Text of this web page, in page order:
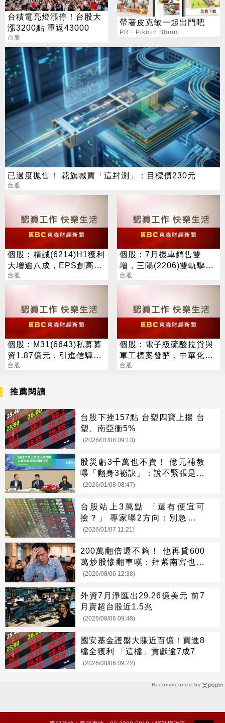
台積電亮燈漲停！台股大
漲3200點 重返43000
台股
帶著皮克敏一起出門吧
PR・Pikmin Bloom
已過度拋售！ 花旗喊買「這封測」：目標價230元
台股
個股：精誠(6214)H1獲利
大增逾八成，EPS創高達
6.15元，H2強攻AI與全球
台股
個股：7月機車銷售雙
增，三陽(2206)雙軌驅動
46.2%市占率居冠
台股
個股：M31(6643)私募募
資1.87億元，引進信驊為
策略性投資人
台股
個股：電子級硫酸拉貨與
軍工標案發酵，中華化
(1727)下半年營運衝高峰
台股
Recommended by
推薦閱讀
台股下挫157點 台塑四寶上揚 台
塑、南亞衝5%
(2026/01/08 09:13)
股災虧3千萬也不賣！ 億元補教
曝「翻身3祕訣」：說不緊張是騙
人
(2026/01/08 08:47)
台股站上3萬點 「還有便宜可
撿？」 專家曝2方向：別急著放
空
(2026/01/07 11:21)
200萬翻倍還不夠！ 他再貸600
萬炒股慘翻車嘆：拜紫南宮也沒
用
(2026/08/06 12:38)
外資7月淨匯出29.26億美元 前7
月賣超台股近1.5兆
(2026/08/06 09:48)
國安基金護盤大賺近百億！買進8
檔全獲利 「這檔」貢獻逾7成7
(2026/08/06 09:22)